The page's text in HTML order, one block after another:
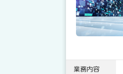
業務内容